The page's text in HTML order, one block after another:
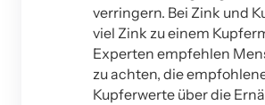
verringern. Bei Zink und
viel Zink zu einem
Experten empfehlen
zu achten, die
Kupferwerte über die